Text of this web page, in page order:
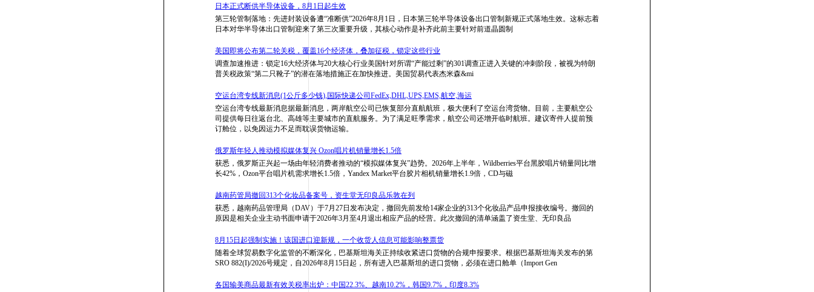
日本正式断供半导体设备，8月1日起生效
第三轮管制落地：先进封装设备遭“准断供”2026年8月1日，日本第三轮半导体设备出口管制新规正式落地生效。这标志着
日本对华半导体出口管制迎来了第三次重要升级，其核心动作是补齐此前主要针对前道晶圆制
美国即将公布第二轮关税，覆盖16个经济体，叠加征税，锁定这些行业
调查加速推进：锁定16大经济体与20大核心行业美国针对所谓“产能过剩”的301调查正进入关键的冲刺阶段，被视为特朗
普关税政策“第二只靴子”的潜在落地措施正在加快推进。美国贸易代表杰米森&mi
空运台湾专线新消息(1公斤多少钱),国际快递公司FedEx,DHL,UPS,EMS,航空,海运
空运台湾专线最新消息据最新消息，两岸航空公司已恢复部分直航航班，极大便利了空运台湾货物。目前，主要航空公
司提供每日往返台北、高雄等主要城市的直航服务。为了满足旺季需求，航空公司还增开临时航班。建议寄件人提前预
订舱位，以免因运力不足而耽误货物运输。
俄罗斯年轻人推动模拟媒体复兴 Ozon唱片机销量增长1.5倍
获悉，俄罗斯正兴起一场由年轻消费者推动的“模拟媒体复兴”趋势。2026年上半年，Wildberries平台黑胶唱片销量同比增
长42%，Ozon平台唱片机需求增长1.5倍，Yandex Market平台胶片相机销量增长1.9倍，CD与磁
越南药管局撤回313个化妆品备案号，资生堂无印良品乐敦在列
获悉，越南药品管理局（DAV）于7月27日发布决定，撤回先前发给14家企业的313个化妆品产品申报接收编号。撤回的
原因是相关企业主动书面申请于2026年3月至4月退出相应产品的经营。此次撤回的清单涵盖了资生堂、无印良品
8月15日起强制实施！该国进口迎新规，一个收货人信息可能影响整票货
随着全球贸易数字化监管的不断深化，巴基斯坦海关正持续收紧进口货物的合规申报要求。根据巴基斯坦海关发布的第
SRO 882(I)/2026号规定，自2026年8月15日起，所有进入巴基斯坦的进口货物，必须在进口舱单（Import Gen
各国输美商品最新有效关税率出炉：中国22.3%、越南10.2%，韩国9.7%，印度8.3%